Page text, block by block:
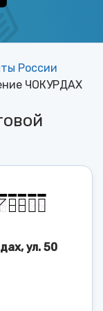
России
ЧОКУРДАХ
ул. 50